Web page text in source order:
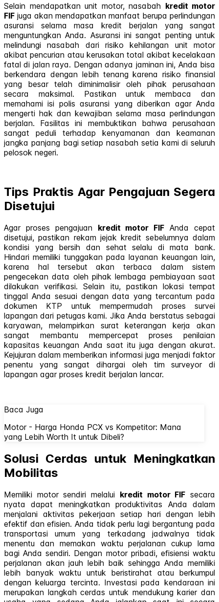
Selain mendapatkan unit motor, nasabah kredit motor
FIF juga akan mendapatkan manfaat berupa perlindungan
asuransi selama masa kredit berjalan yang sangat
menguntungkan Anda. Asuransi ini sangat penting untuk
melindungi nasabah dari risiko kehilangan unit motor
akibat pencurian atau kerusakan total akibat kecelakaan
fatal di jalan raya. Dengan adanya jaminan ini, Anda bisa
berkendara dengan lebih tenang karena risiko finansial
yang besar telah diminimalisir oleh pihak perusahaan
secara maksimal. Pastikan untuk membaca dan
memahami isi polis asuransi yang diberikan agar Anda
mengerti hak dan kewajiban selama masa perlindungan
berjalan. Fasilitas ini membuktikan bahwa perusahaan
sangat peduli terhadap kenyamanan dan keamanan
jangka panjang bagi setiap nasabah setia kami di seluruh
pelosok negeri.
Tips Praktis Agar Pengajuan Segera
Disetujui
Agar proses pengajuan kredit motor FIF Anda cepat
disetujui, pastikan rekam jejak kredit sebelumnya dalam
kondisi yang bersih dan sehat selalu di mata bank.
Hindari memiliki tunggakan pada layanan keuangan lain,
karena hal tersebut akan terbaca dalam sistem
pengecekan data oleh pihak lembaga pembiayaan saat
dilakukan verifikasi. Selain itu, pastikan lokasi tempat
tinggal Anda sesuai dengan data yang tercantum pada
dokumen KTP untuk mempermudah proses survei
lapangan dari petugas kami. Jika Anda berstatus sebagai
karyawan, melampirkan surat keterangan kerja akan
sangat membantu mempercepat proses penilaian
kapasitas keuangan Anda saat itu juga dengan akurat.
Kejujuran dalam memberikan informasi juga menjadi faktor
penentu yang sangat dihargai oleh tim surveyor di
lapangan agar proses kredit berjalan lancar.
Baca Juga
Motor - Harga Honda PCX vs Kompetitor: Mana
yang Lebih Worth It untuk Dibeli?
Solusi Cerdas untuk Meningkatkan
Mobilitas
Memiliki motor sendiri melalui kredit motor FIF secara
nyata dapat meningkatkan produktivitas Anda dalam
menjalani aktivitas pekerjaan setiap hari dengan lebih
efektif dan efisien. Anda tidak perlu lagi bergantung pada
transportasi umum yang terkadang jadwalnya tidak
menentu dan memakan waktu perjalanan cukup lama
bagi Anda sendiri. Dengan motor pribadi, efisiensi waktu
perjalanan akan jauh lebih baik sehingga Anda memiliki
lebih banyak waktu untuk beristirahat atau berkumpul
dengan keluarga tercinta. Investasi pada kendaraan ini
merupakan langkah cerdas untuk mendukung karier dan